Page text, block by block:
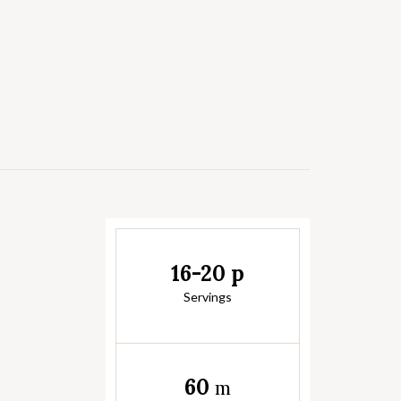
16-20 p
Servings
60 m